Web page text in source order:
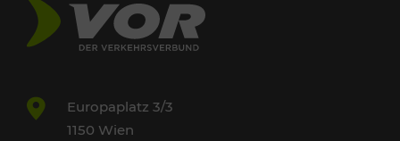
Europaplatz 3/3
1150 Wien